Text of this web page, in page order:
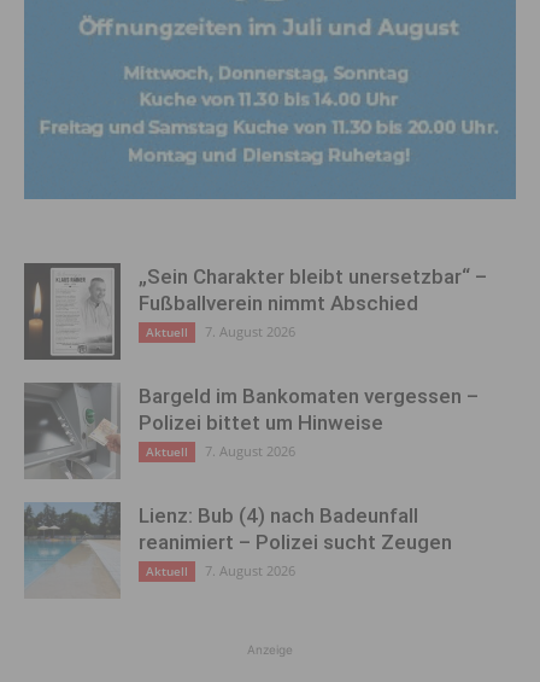
„Sein Charakter bleibt unersetzbar“ –
Fußballverein nimmt Abschied
Aktuell 7. August 2026
Bargeld im Bankomaten vergessen –
Polizei bittet um Hinweise
Aktuell 7. August 2026
Lienz: Bub (4) nach Badeunfall
reanimiert – Polizei sucht Zeugen
Aktuell 7. August 2026
Anzeige